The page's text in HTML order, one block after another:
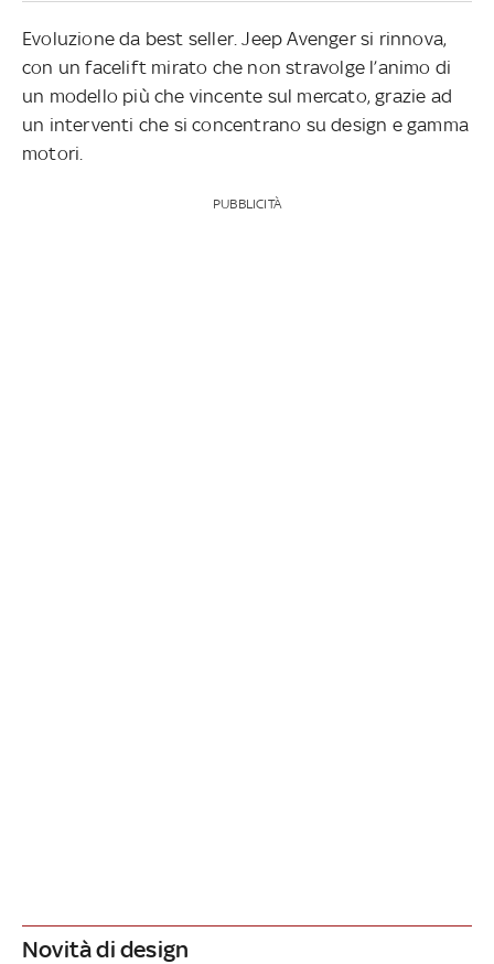
Evoluzione da best seller. Jeep Avenger si rinnova,
con un facelift mirato che non stravolge l’animo di
un modello più che vincente sul mercato, grazie ad
un interventi che si concentrano su design e gamma
motori.
PUBBLICITÀ
Novità di design